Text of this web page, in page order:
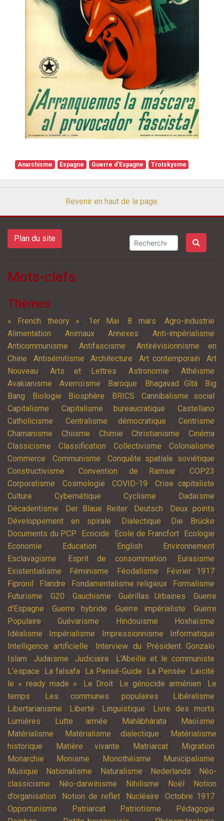
Anarchisme Espagne Guerre d'Espagne Trotskysme
Revenir en haut de la page.
Plan du site
Mots-clefs
Thèmes
« French theory », 1er Mai,8 mars, Agro-industrie,
Alimentation, Animaux,Annexes,Anti-impérialisme,
Anticommunisme, Antifascisme, Antirévisionnisme en
Chine, Antisémitisme,Architecture, Art contemporain,Art
Nouveau,Arts et Lettres, Astronomie,Athéisme,
Avakianisme,Averroïsme, Baroque, Bhagavad Gîtâ,
Big
Bang, Biologie, Biosphère, BRICS,Cannibalisme social ,
Capitalisme,Capitalisme bureaucratique,Castellano,
Catholicisme,Centralisme démocratique,Centrisme,
Chamanisme, Chiisme, Chimie,Christianisme, Cinéma,
Classicisme, Classification, Collectivisme, Colonialisme,
Commerce, Communisme, Conquête spatiale soviétique,
Constructivisme, Convention de Ramsar, COP23 ,
Corporatisme, Cosmologie, COVID-19, Crise capitaliste,
Culture, Cybernétique, Cyclisme, Dadaïsme,
Décadentisme, Der Blaue Reiter, Deutsch, Deux points,
Développement en spirale, Dialectique, Die Brücke,
Documents du PCP, Ecocide, Ecole de Francfort, Ecologie,
Economie, Education, English, Environnement,
Esclavagisme, Esprit de consommation, Eurasisme,
Existentialisme, Féminisme, Féodalisme, Février 1917,
Fipronil , Flandre, Fondamentalisme religieux, Formalisme,
Futurisme, G20, Gauchisme,Guérillas Urbaines,Guerre
d'Espagne,Guerre hybride,Guerre impérialiste,Guerre
Populaire,Guévarisme, Hindouisme, Hoxhaïsme,
Idéalisme, Impérialisme, Impressionnisme, Informatique,
Intelligence artificielle, Interview du Président Gonzalo,
Islam, Judaïsme, Judiciaire, L'Abeille et le communiste,
L’espace, La falsafa, La Pensé-Guide, La Pensée, Laïcité,
le « ready made », Le Droit, Le génocide arménien,
Le
temps, Les communes populaires, Libéralisme,
Libertarianisme, Liberté, Linguistique, Livre des morts,
Lumières, Lutte armée, Mahâbhârata, Maoïsme,
Matérialisme, Matérialisme dialectique,
Matérialisme
historique, Matière vivante, Matriarcat, Migration,
Monarchie, Monisme, Monothéisme, Municipalisme,
Musique, Nationalisme, Naturalisme, Nederlands,
Néo-
classicisme, Néo-darwinisme, Nihilisme, Noël ,
Notion
d’organisation, Notion de reflet, Nucléaire, Octobre 1917,
Opportunisme, Patriarcat, Patriotisme, Pédagogie,